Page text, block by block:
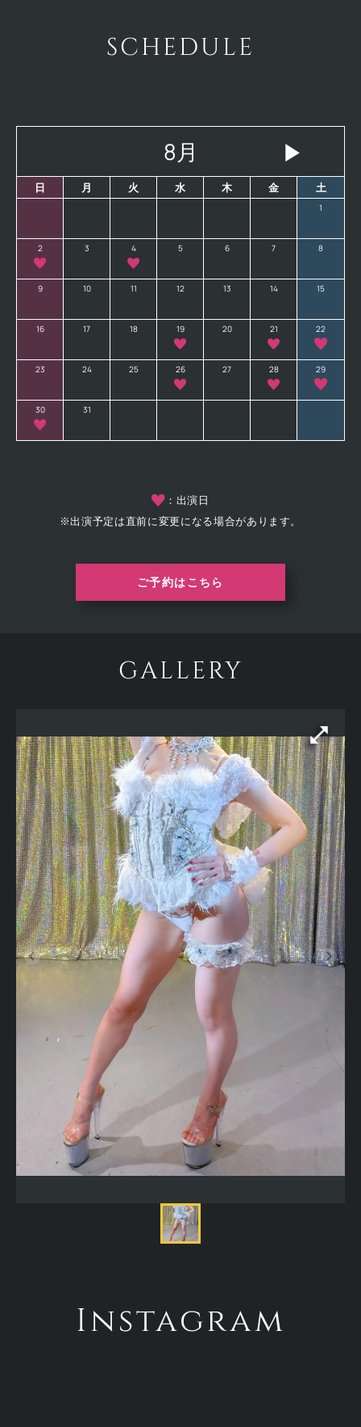
SCHEDULE
8月 ▶
日 月 火 水 木 金 土
1
2 3 4 5 6 7 8
9 10 11 12 13 14 15
16 17 18 19 20 21 22
23 24 25 26 27 28 29
30 31
：出演日
※出演予定は直前に変更になる場合があります。
ご予約はこちら
GALLERY
Instagram